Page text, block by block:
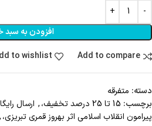
افزودن به سبد
Add to compare
to wishlist
دسته: متفرقه
برچسب: 15 تا 25 درصد تخفیف، , ارسال
پیرامون انقلاب اسلامی اثر بهروز قمری تبریزی،,